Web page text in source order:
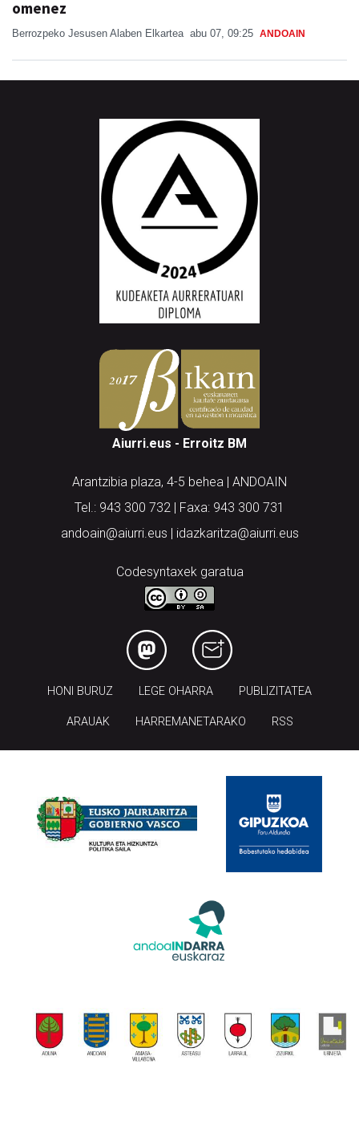
omenez
Berrozpeko Jesusen Alaben Elkartea abu 07, 09:25 ANDOAIN
Aiurri.eus - Erroitz BM
Arantzibia plaza, 4-5 behea | ANDOAIN
Tel.: 943 300 732 | Faxa: 943 300 731
andoain@aiurri.eus | idazkaritza@aiurri.eus
Codesyntaxek garatua
HONI BURUZ LEGE OHARRA PUBLIZITATEA
ARAUAK HARREMANETARAKO RSS